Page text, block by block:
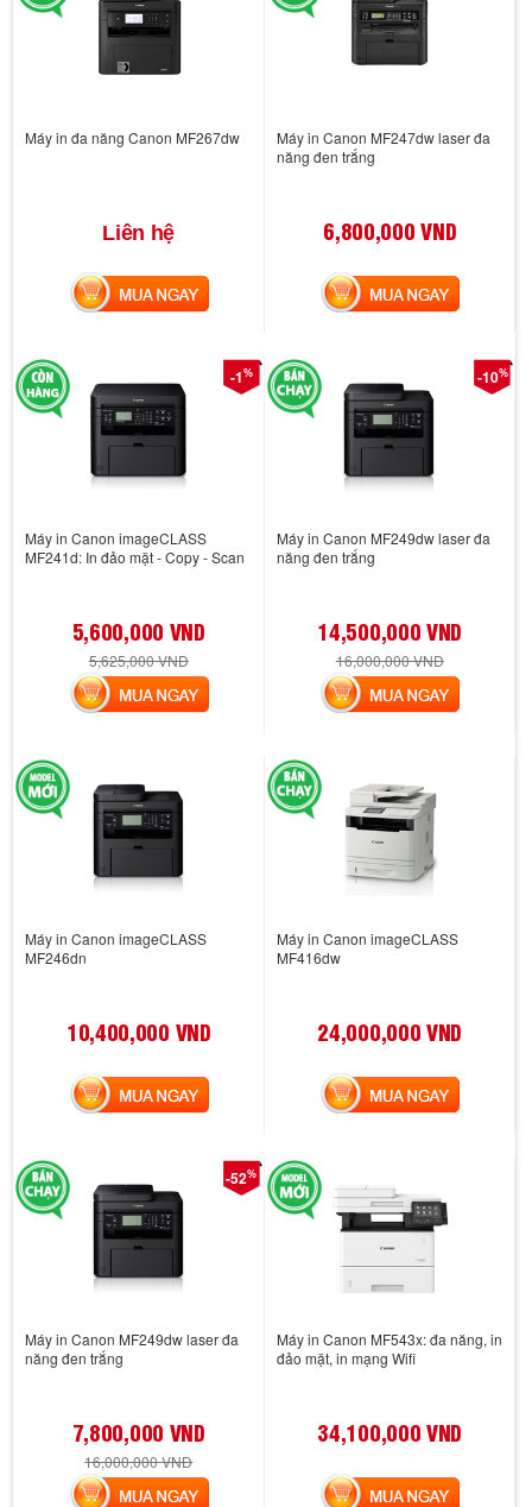
Máy in đa năng Canon MF267dw
Liên hệ
MUA NGAY
Máy in Canon MF247dw laser đa
năng đen trắng
6,800,000 VND
MUA NGAY
-1%
Máy in Canon imageCLASS
MF241d: In đảo mặt - Copy - Scan
5,600,000 VND
5,625,000 VND
MUA NGAY
-10%
Máy in Canon MF249dw laser đa
năng đen trắng
14,500,000 VND
16,000,000 VND
MUA NGAY
Máy in Canon imageCLASS
MF246dn
10,400,000 VND
MUA NGAY
Máy in Canon imageCLASS
MF416dw
24,000,000 VND
MUA NGAY
-52%
Máy in Canon MF249dw laser đa
năng đen trắng
7,800,000 VND
16,000,000 VND
MUA NGAY
Máy in Canon MF543x: đa năng, in
đảo mặt, in mạng Wifi
34,100,000 VND
MUA NGAY